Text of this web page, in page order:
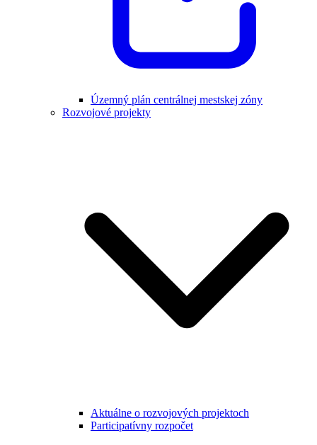
Územný plán centrálnej mestskej zóny
Rozvojové projekty
Aktuálne o rozvojových projektoch
Participatívny rozpočet